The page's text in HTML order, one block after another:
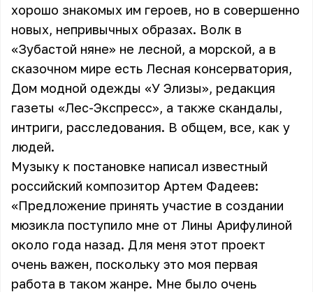
хорошо знакомых им героев, но в совершенно
новых, непривычных образах. Волк в
«Зубастой няне» не лесной, а морской, а в
сказочном мире есть Лесная консерватория,
Дом модной одежды «У Элизы», редакция
газеты «Лес-Экспресс», а также скандалы,
интриги, расследования. В общем, все, как у
людей.
Музыку к постановке написал известный
российский композитор Артем Фадеев:
«Предложение принять участие в создании
мюзикла поступило мне от Лины Арифулиной
около года назад. Для меня этот проект
очень важен, поскольку это моя первая
работа в таком жанре. Мне было очень